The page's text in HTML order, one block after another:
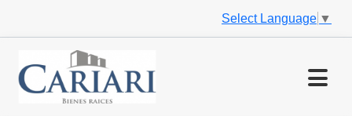
Select Language ▼